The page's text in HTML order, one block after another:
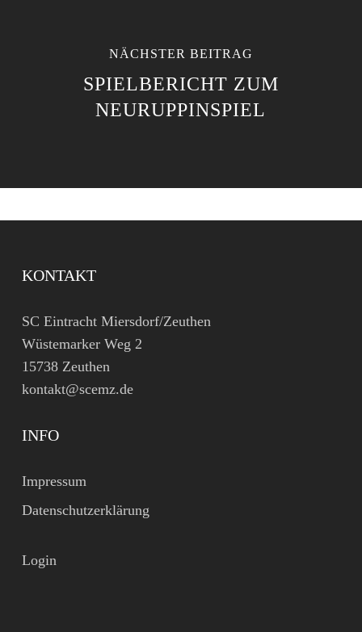
NÄCHSTER BEITRAG
SPIELBERICHT ZUM
NEURUPPINSPIEL
KONTAKT
SC Eintracht Miersdorf/Zeuthen
Wüstemarker Weg 2
15738 Zeuthen
kontakt@scemz.de
INFO
Impressum
Datenschutzerklärung
Login